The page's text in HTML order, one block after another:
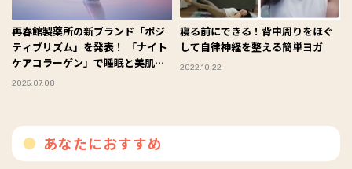
再春館製薬所の新ブランド「ポジ
ティブリズム」を発表！ 「ナイト
ケアコラーゲン」で睡眠と美肌、
UVケアまでサポート
2025.07.08
寝る前にできる！背中周りをほぐ
して自律神経を整える簡単ヨガ
2022.10.22
あなたにおすすめ